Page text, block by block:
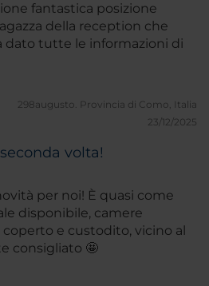
fantastica posizione
della reception che
dato tutte le informazioni di
298augusto.
Provincia di Como, Italia
23/12/2025
volta!
per noi! È quasi come
disponibile, camere
e custodito, vicino al
consigliato 🤩